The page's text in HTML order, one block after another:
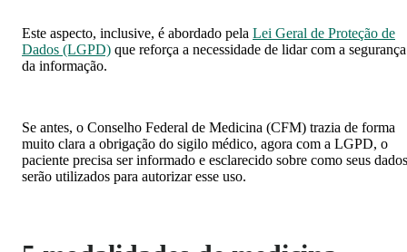
Este aspecto, inclusive, é abordado pela Lei Geral de Proteção de
Dados (LGPD) que reforça a necessidade de lidar com a segurança
da informação.
Se antes, o Conselho Federal de Medicina (CFM) trazia de forma
muito clara a obrigação do sigilo médico, agora com a LGPD, o
paciente precisa ser informado e esclarecido sobre como seus dados
serão utilizados para autorizar esse uso.